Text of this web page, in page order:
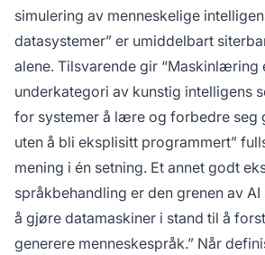
simulering av menneskelige
datasystemer” er umiddelbart
alene. Tilsvarende gir “Maskinlæring
underkategori av kunstig intelligens
for systemer å lære og forbedre seg
uten å bli eksplisitt programmert”
mening i én setning. Et annet godt
språkbehandling er den grenen av
å gjøre datamaskiner i stand til å
generere menneskespråk.” Når